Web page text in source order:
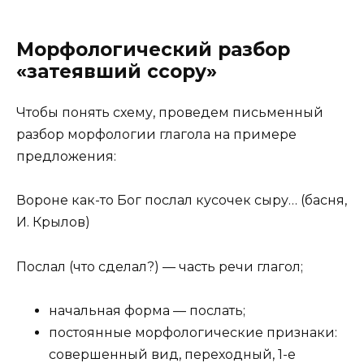
Морфологический разбор
«затеявший ссору»
Чтобы понять схему, проведем письменный
разбор морфологии глагола на примере
предложения:
Вороне как-то Бог послал кусочек сыру… (басня,
И. Крылов)
Послал (что сделал?) — часть речи глагол;
начальная форма — послать;
постоянные морфологические признаки:
совершенный вид, переходный, 1-е